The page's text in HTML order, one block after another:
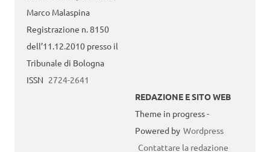
Marco Malaspina
Registrazione n. 8150
dell’11.12.2010 presso il
Tribunale di Bologna
ISSN 2724-2641
REDAZIONE E SITO WEB
Theme in progress -
Powered by Wordpress
Contattare la redazione